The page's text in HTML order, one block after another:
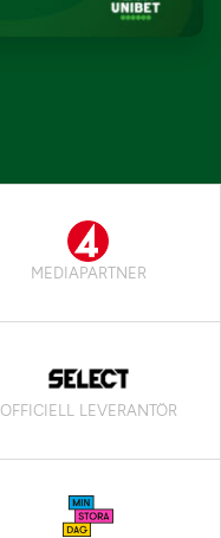
MEDIAPARTNER
OFFICIELL LEVERANTÖR